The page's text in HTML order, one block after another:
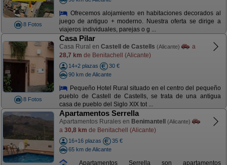
8 Fotos
Ofrecemos alojamiento en habitaciones decorados al
juego de antiguo + moderno. Nuestra oferta se dirige a
viajeros individuales, parejas o g ...
8 Fotos
Casa Pilar
Casa Rural en Castell de Castells (Alicante)
a
28,7 km de Benitachell (Alicante)
14+2 plazas
30 €
90 km de Alicante
Pequeño Hotel Rural situado en el centro del pequeño
pueblo de Castell de Castells, se trata de una antigua
casa de pueblo del Siglo XIX tot ...
Apartamentos Serrella
Apartamentos Rurales en Benimantell (Alicante)
a 30,8 km de Benitachell (Alicante)
16+16 plazas
35 €
65 km de Alicante
Apartamentos Serrella son apartamentos